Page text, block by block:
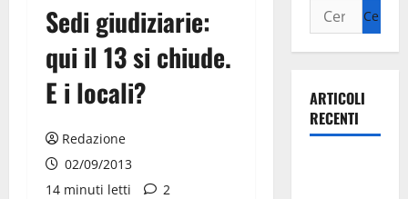
Sedi giudiziarie:
qui il 13 si chiude.
E i locali?
Redazione
02/09/2013
14 minuti letti
2
ARTICOLI
RECENTI